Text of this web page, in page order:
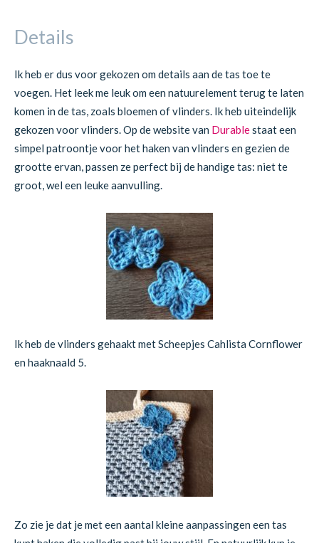
Details
Ik heb er dus voor gekozen om details aan de tas toe te
voegen. Het leek me leuk om een natuurelement terug te laten
komen in de tas, zoals bloemen of vlinders. Ik heb uiteindelijk
gekozen voor vlinders. Op de website van Durablestaat een
simpel patroontje voor het haken van vlinders en gezien de
grootte ervan, passen ze perfect bij de handige tas: niet te
groot, wel een leuke aanvulling.
Ik heb de vlinders gehaakt met Scheepjes Cahlista Cornflower
en haaknaald 5.
Zo zie je dat je met een aantal kleine aanpassingen een tas